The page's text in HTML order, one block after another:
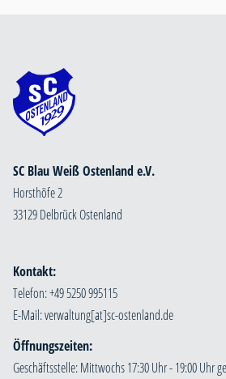
SC Blau Weiß Ostenland e.V.
Horsthöfe 2
33129 Delbrück Ostenland
Kontakt:
Telefon: +49 5250 995115
E-Mail:
Öffnungszeiten:
Geschäftsstelle: Mittwochs 17:30 Uhr - 19:00 Uhr